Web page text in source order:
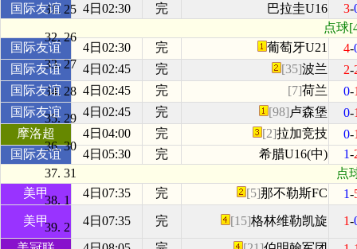
25
26
27
28
29
30
31
1
2
国际友谊
4日02:30 完 巴拉圭U16 3-
点球
国际友谊
4日02:30 完 葡萄牙U21 4-
国际友谊
4日02:45 完 [35]波兰 2-
国际友谊
4日02:45 完 [7]荷兰 0-
国际友谊
4日02:45 完 [98]卢森堡 0-
摩洛超
4日04:00 完 [2]拉加竞技 0-
国际友谊
4日05:30 完 希腊U16(中) 1-
点
美甲
4日07:35 完 [5]那不勒斯FC 1-
美甲
4日07:35 完 [15]格林维勒凯旋 1-